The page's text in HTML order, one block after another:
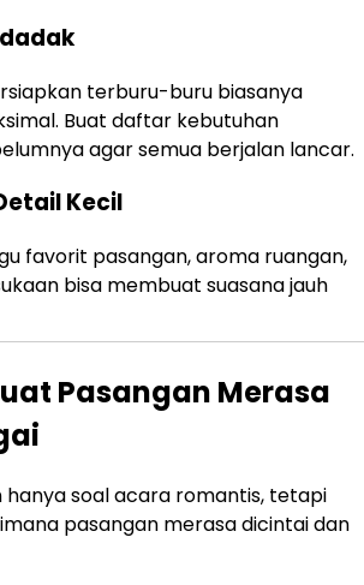
terburu-buru biasanya
Buat daftar kebutuhan
agar semua berjalan lancar.
Kecil
favorit pasangan, aroma ruangan,
bisa membuat suasana jauh
Pasangan Merasa
hanya soal acara romantis, tetapi
pasangan merasa dicintai dan